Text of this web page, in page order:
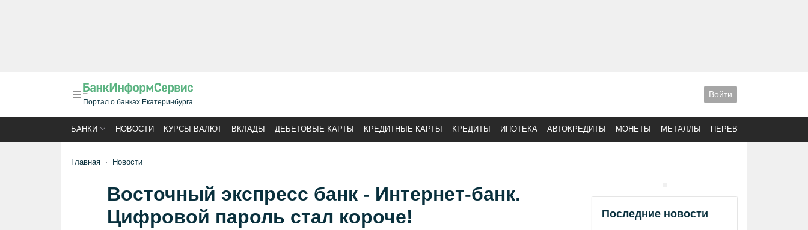
Портал о банках Екатеринбурга
Войти
БАНКИ НОВОСТИ КУРСЫ ВАЛЮТ ВКЛАДЫ ДЕБЕТОВЫЕ КАРТЫ КРЕДИТНЫЕ КАРТЫ КРЕДИТЫ ИПОТЕКА АВТОКРЕДИТЫ МОНЕТЫ МЕТАЛЛЫ ПЕРЕВОДЫ
Главная Новости
Восточный экспресс банк - Интернет-банк.
Цифровой пароль стал короче!
Последние новости